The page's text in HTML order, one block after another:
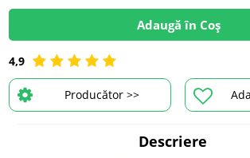
4,9
Producător >>
Adaugă în Coș
Descriere